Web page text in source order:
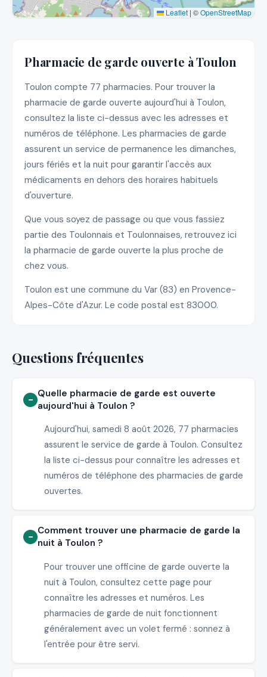
Leaflet | ©OpenStreetMap
Pharmacie de garde ouverte à Toulon
Toulon compte 77 pharmacies. Pour trouver la
pharmacie de garde ouverte aujourd'hui à Toulon,
consultez la liste ci-dessus avec les adresses et
numéros de téléphone. Les pharmacies de garde
assurent un service de permanence les dimanches,
jours fériés et la nuit pour garantir l'accès aux
médicaments en dehors des horaires habituels
d'ouverture.
Que vous soyez de passage ou que vous fassiez
partie des Toulonnais et Toulonnaises, retrouvez ici
la pharmacie de garde ouverte la plus proche de
chez vous.
Toulon est une commune du Var (83) en Provence-
Alpes-Côte d'Azur. Le code postal est 83000.
Questions fréquentes
Quelle pharmacie de garde est ouverte
aujourd'hui à Toulon ?
Aujourd'hui, samedi 8 août 2026, 77 pharmacies
assurent le service de garde à Toulon. Consultez
la liste ci-dessus pour connaître les adresses et
numéros de téléphone des pharmacies de garde
ouvertes.
Comment trouver une pharmacie de garde la
nuit à Toulon ?
Pour trouver une officine de garde ouverte la
nuit à Toulon, consultez cette page pour
connaître les adresses et numéros. Les
pharmacies de garde de nuit fonctionnent
généralement avec un volet fermé : sonnez à
l'entrée pour être servi.